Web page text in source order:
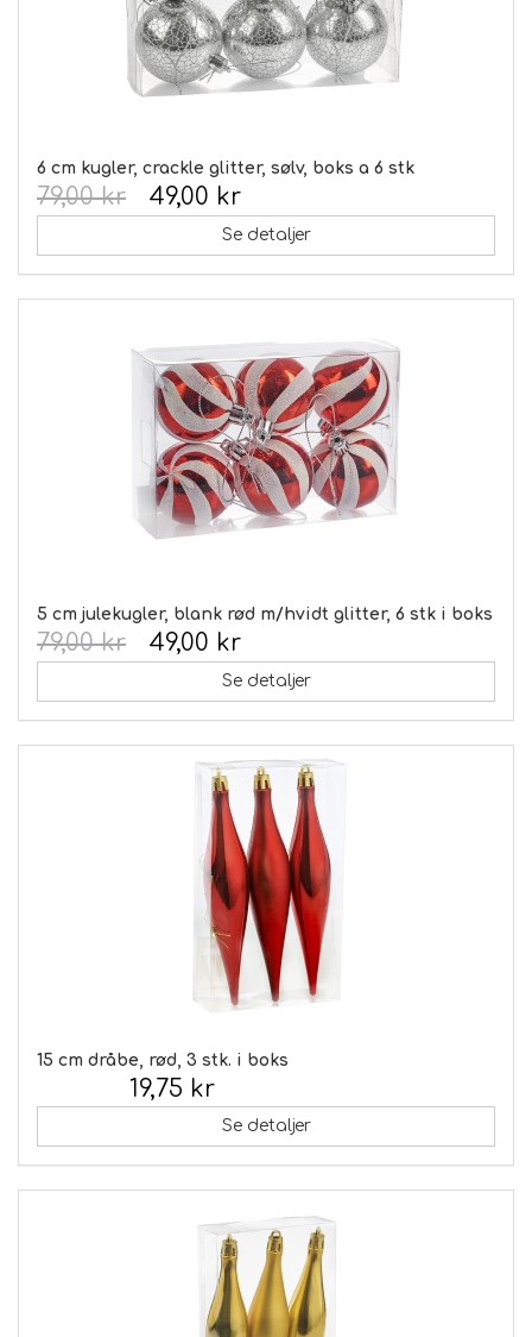
6 cm kugler, crackle glitter, sølv, boks a 6 stk
49,00 kr
79,00 kr
Se detaljer
5 cm julekugler, blank rød m/hvidt glitter, 6 stk i boks
49,00 kr
79,00 kr
Se detaljer
15 cm dråbe, rød, 3 stk. i boks
19,75 kr
Se detaljer